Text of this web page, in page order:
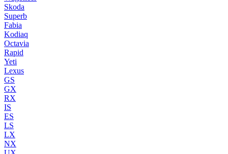
Skoda
Superb
Fabia
Kodiaq
Octavia
Rapid
Yeti
Lexus
GS
GX
RX
IS
ES
LS
LX
NX